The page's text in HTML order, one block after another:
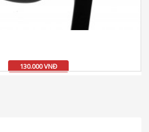
130.000 VNĐ